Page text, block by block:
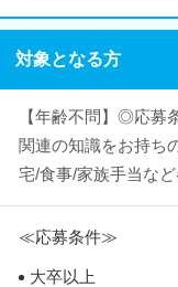
対象となる方
【年齢不問】◎応募
関連の知識をお持
宅/食事/家族手当な
≪応募条件≫
大卒以上